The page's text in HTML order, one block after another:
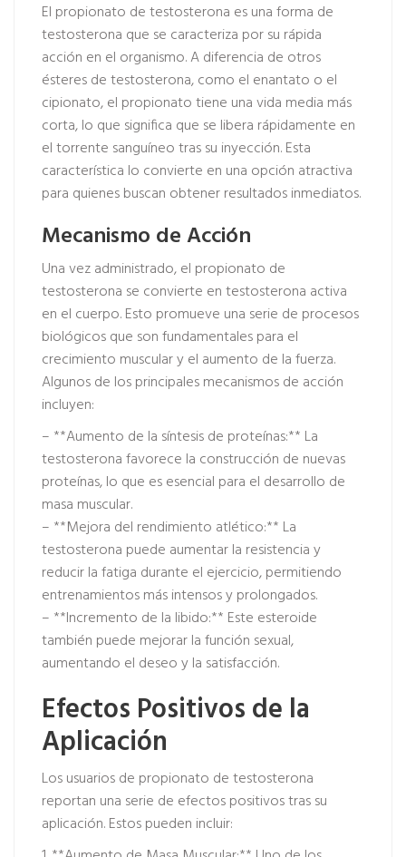
El propionato de testosterona es una forma de
testosterona que se caracteriza por su rápida
acción en el organismo. A diferencia de otros
ésteres de testosterona, como el enantato o el
cipionato, el propionato tiene una vida media más
corta, lo que significa que se libera rápidamente en
el torrente sanguíneo tras su inyección. Esta
característica lo convierte en una opción atractiva
para quienes buscan obtener resultados inmediatos.
Mecanismo de Acción
Una vez administrado, el propionato de
testosterona se convierte en testosterona activa
en el cuerpo. Esto promueve una serie de procesos
biológicos que son fundamentales para el
crecimiento muscular y el aumento de la fuerza.
Algunos de los principales mecanismos de acción
incluyen:
– **Aumento de la síntesis de proteínas:** La
testosterona favorece la construcción de nuevas
proteínas, lo que es esencial para el desarrollo de
masa muscular.
– **Mejora del rendimiento atlético:** La
testosterona puede aumentar la resistencia y
reducir la fatiga durante el ejercicio, permitiendo
entrenamientos más intensos y prolongados.
– **Incremento de la libido:** Este esteroide
también puede mejorar la función sexual,
aumentando el deseo y la satisfacción.
Efectos Positivos de la
Aplicación
Los usuarios de propionato de testosterona
reportan una serie de efectos positivos tras su
aplicación. Estos pueden incluir: